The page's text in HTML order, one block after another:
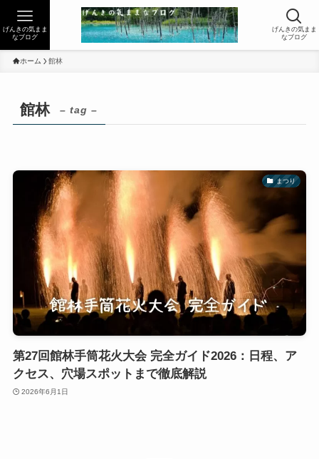
げんきの気まま
なブログ
げんきの気まま
なブログ
ホーム 館林
館林 – tag –
まつり
第27回館林手筒花火大会 完全ガイド2026：日程、ア
クセス、穴場スポットまで徹底解説
2026年6月1日